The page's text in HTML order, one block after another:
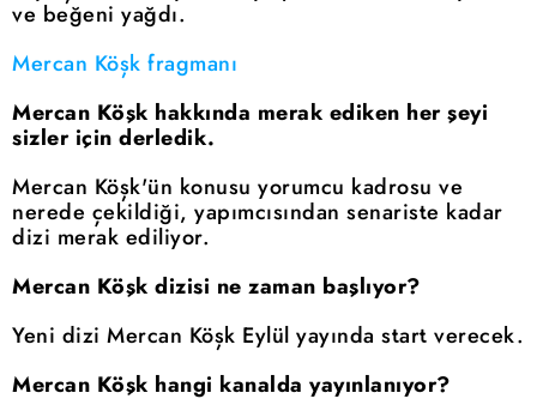
ve beğeni yağdı.
Mercan Köşk fragmanı
Mercan Köşk hakkında merak ediken her şeyi
sizler için derledik.
Mercan Köşk'ün konusu yorumcu kadrosu ve
nerede çekildiği, yapımcısından senariste kadar
dizi merak ediliyor.
Mercan Köşk dizisi ne zaman başlıyor?
Yeni dizi Mercan Köşk Eylül yayında start verecek.
Mercan Köşk hangi kanalda yayınlanıyor?